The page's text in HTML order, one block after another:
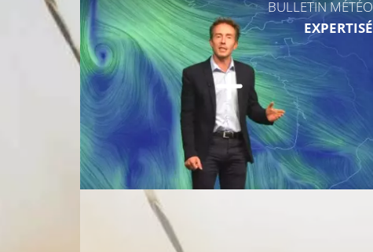
20°C
21°C
22°C
BULLETIN MÉTÉO
EXPERTISÉ